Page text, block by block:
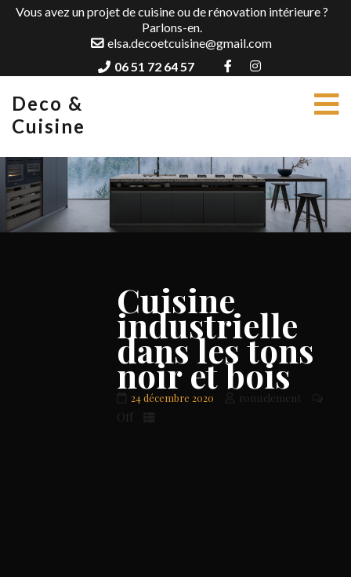
Vous avez un projet de cuisine ou de rénovation intérieure ?
Parlons-en.
elsa.decoetcuisine@gmail.com
06 51 72 64 57
Deco &
Cuisine
Cuisine
industrielle
dans les tons
noir et bois
24 décembre 2020 rom1clement
Off